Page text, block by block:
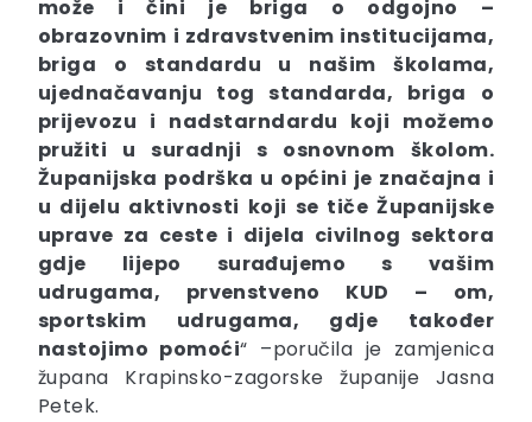
može i čini je briga o odgojno –
obrazovnim i zdravstvenim institucijama,
briga o standardu u našim školama,
ujednačavanju tog standarda, briga o
prijevozu i nadstarndardu koji možemo
pružiti u suradnji s osnovnom školom.
Županijska podrška u općini je značajna i
u dijelu aktivnosti koji se tiče Županijske
uprave za ceste i dijela civilnog sektora
gdje lijepo surađujemo s vašim
udrugama, prvenstveno KUD – om,
sportskim udrugama, gdje također
nastojimo pomoći“ –poručila je zamjenica
župana Krapinsko-zagorske županije Jasna
Petek.